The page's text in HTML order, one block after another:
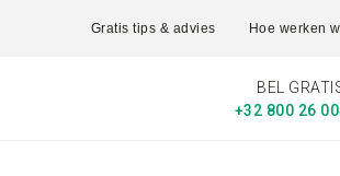
Gratis tips & advies Hoe werken
BEL
+32 800 26